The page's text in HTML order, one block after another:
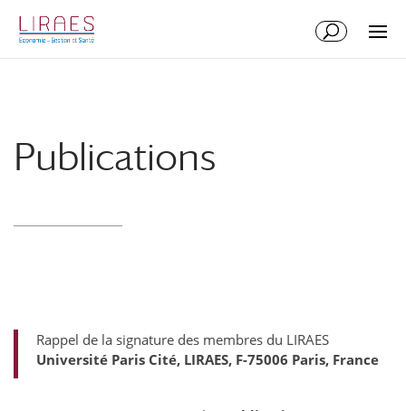
contenu
Publications
Rappel de la signature des membres du LIRAES
Université Paris Cité, LIRAES, F-75006 Paris, France